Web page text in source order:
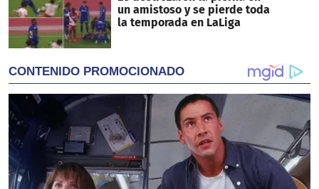
un amistoso y se pierde toda
la temporada en LaLiga